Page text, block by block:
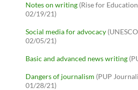
Notes on writing (Rise for
02/19/21)
Social media for advocacy
02/05/21)
Basic and advanced news writing
Dangers of journalism (PUP
01/28/21)